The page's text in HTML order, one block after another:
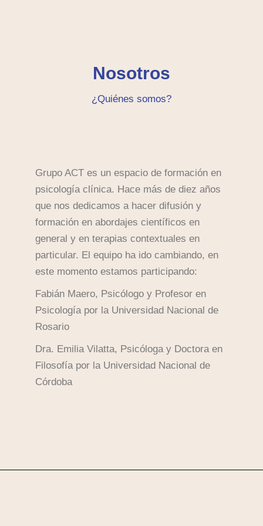
Nosotros
¿Quiénes somos?
Grupo ACT es un espacio de formación en
psicología clínica. Hace más de diez años
que nos dedicamos a hacer difusión y
formación en abordajes científicos en
general y en terapias contextuales en
particular. El equipo ha ido cambiando, en
este momento estamos participando:
Fabián Maero, Psicólogo y Profesor en
Psicología por la Universidad Nacional de
Rosario
Dra. Emilia Vilatta, Psicóloga y Doctora en
Filosofía por la Universidad Nacional de
Córdoba